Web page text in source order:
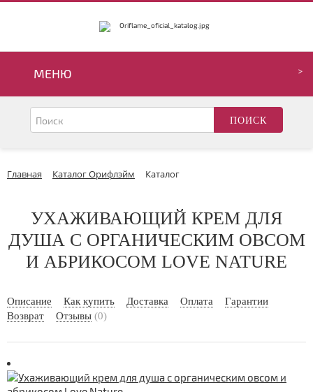
МЕНЮ
Главная Каталог Орифлэйм Каталог
УХАЖИВАЮЩИЙ КРЕМ ДЛЯ
ДУША С ОРГАНИЧЕСКИМ ОВСОМ
И АБРИКОСОМ LOVE NATURE
Описание Как купить Доставка Оплата
Гарантии
Возврат
Отзывы (0)